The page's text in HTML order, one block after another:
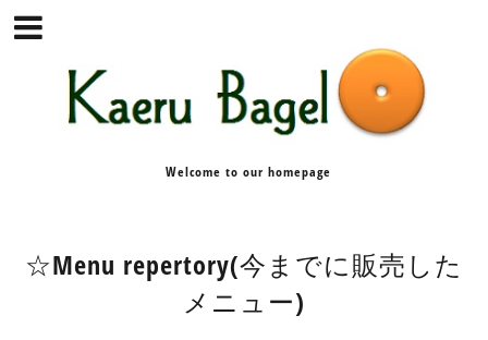
Welcome to our homepage
☆Menu repertory(今までに販売した
メニュー)